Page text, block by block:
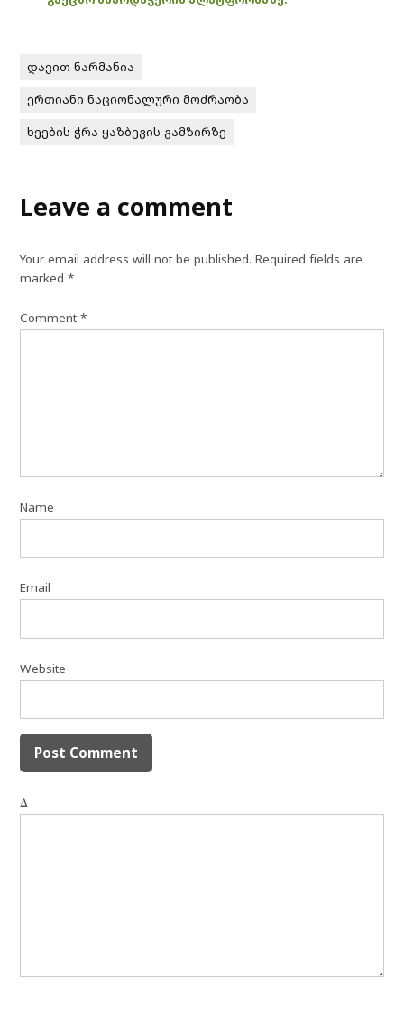
დავით ნარმანია
ერთიანი ნაციონალური მოძრაობა
ხეების ჭრა ყაზბეგის გამზირზე
Leave a comment
Your email address will not be published. Required fields are
marked*
Comment*
Name
Email
Website
Δ